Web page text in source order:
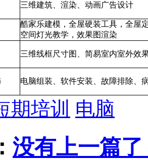
三维建筑、渲染、动画广告设计
酷家乐建模，全屋硬装工具，全屋
空间灯光教学，效果图渲染
三维线框尺寸图、简易室内室外效
电脑组装、软件安装、故障排除、
期培训 电脑
没有上一篇了